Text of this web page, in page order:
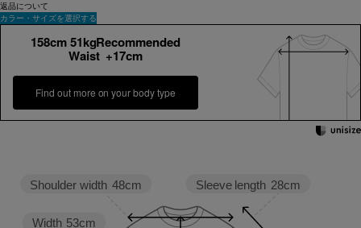
返品について
カラー・サイズを選択する
158cm 51kgRecommended
Waist +17cm
Find out more on your body type
Sleeve length 28cm
Width 53cm
Shoulder width 48cm